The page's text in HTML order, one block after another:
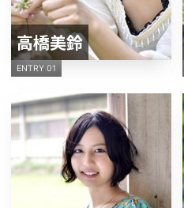
高橋美鈴
ENTRY 01